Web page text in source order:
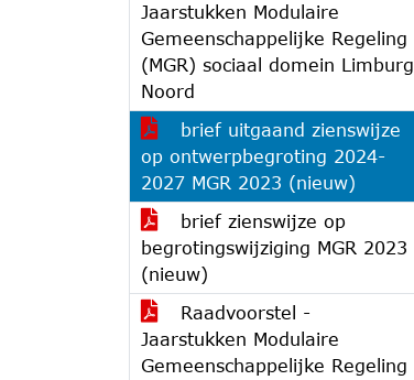
Jaarstukken Modulaire
Gemeenschappelijke Regeling
(MGR) sociaal domein Limburg
Noord
brief uitgaand zienswijze
op ontwerpbegroting 2024-
2027 MGR 2023 (nieuw)
brief zienswijze op
begrotingswijziging MGR 2023
(nieuw)
Raadvoorstel -
Jaarstukken Modulaire
Gemeenschappelijke Regeling